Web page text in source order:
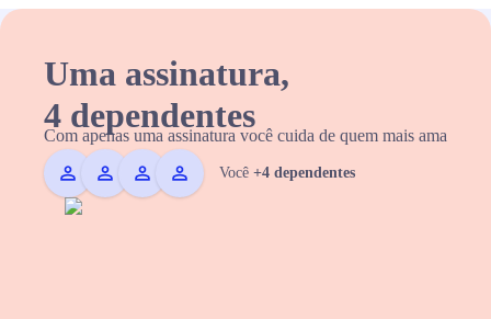
Uma assinatura,
4 dependentes
Com apenas uma assinatura você cuida de quem mais ama
Você +4 dependentes